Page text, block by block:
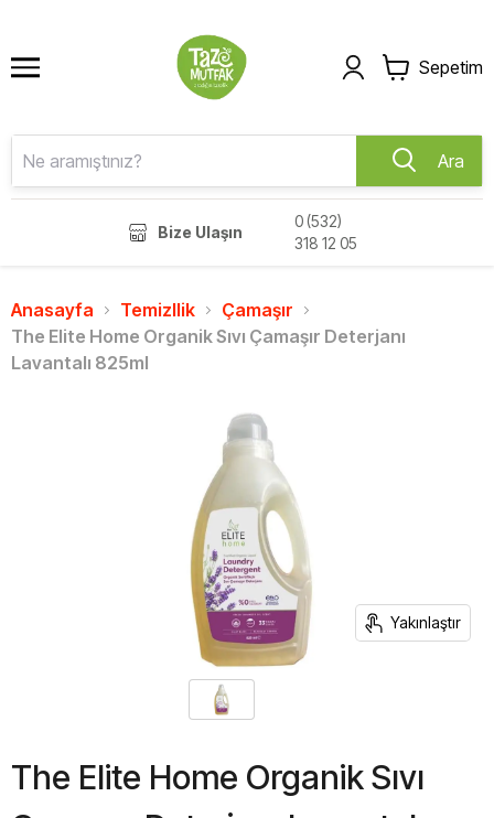
Sepetim
Ara
Bize Ulaşın
0 (532)
318 12 05
Anasayfa Temizllik
Çamaşır
The Elite Home Organik Sıvı Çamaşır Deterjanı
Lavantalı 825ml
Yakınlaştır
The Elite Home Organik Sıvı